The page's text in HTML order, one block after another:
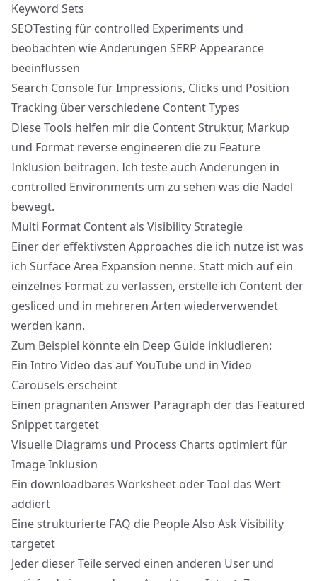
Keyword Sets
SEOTesting für controlled Experiments und
beobachten wie Änderungen SERP Appearance
beeinflussen
Search Console für Impressions, Clicks und Position
Tracking über verschiedene Content Types
Diese Tools helfen mir die Content Struktur, Markup
und Format reverse engineeren die zu Feature
Inklusion beitragen. Ich teste auch Änderungen in
controlled Environments um zu sehen was die Nadel
bewegt.
Multi Format Content als Visibility Strategie
Einer der effektivsten Approaches die ich nutze ist was
ich Surface Area Expansion nenne. Statt mich auf ein
einzelnes Format zu verlassen, erstelle ich Content der
gesliced und in mehreren Arten wiederverwendet
werden kann.
Zum Beispiel könnte ein Deep Guide inkludieren:
Ein Intro Video das auf YouTube und in Video
Carousels erscheint
Einen prägnanten Answer Paragraph der das Featured
Snippet targetet
Visuelle Diagrams und Process Charts optimiert für
Image Inklusion
Ein downloadbares Worksheet oder Tool das Wert
addiert
Eine strukturierte FAQ die People Also Ask Visibility
targetet
Jeder dieser Teile served einen anderen User und